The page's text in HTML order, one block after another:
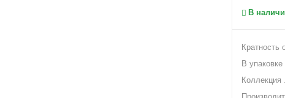
В
Кратность
В упаковке
Коллекция